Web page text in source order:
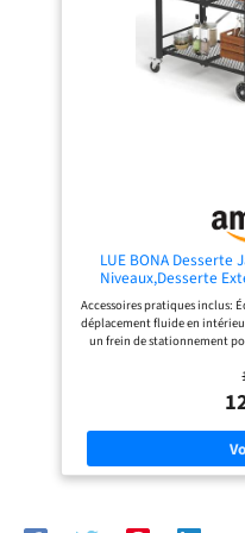
LUE BONA Desserte
Niveaux,Desserte
roulettes
Pizza,70
Accessoires pratiques inclus:
déplacement fluide en
un frein de stationnement
un mouvement silencieux et
variées: Ce chariot de
occasions, parfait pour une
ses deux niveaux, il offre un
de travail spacieuse et un
ou accessoires de
caractéristiques: Mesurant